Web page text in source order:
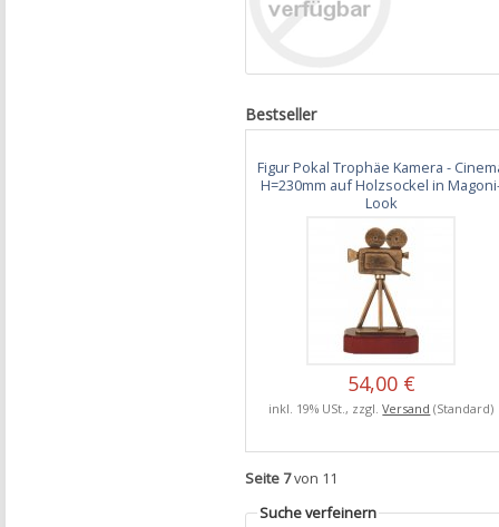
Bestseller
Figur Pokal Trophäe Kamera -
H=230mm auf Holzsockel in
Look
54,00 €
inkl. 19% USt., zzgl.Versand (Standard)
Seite 7von 11
Suche verfeinern